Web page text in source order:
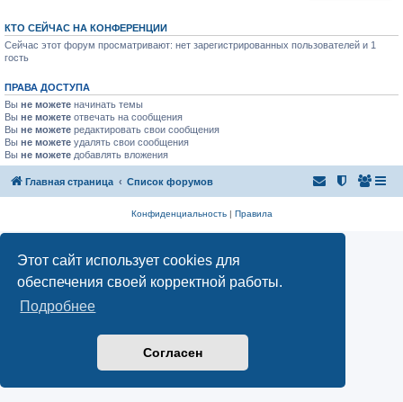
Этот сайт использует cookies для
обеспечения своей корректной работы.
Подробнее
Согласен
КТО СЕЙЧАС НА КОНФЕРЕНЦИИ
Сейчас этот форум просматривают: нет зарегистрированных пользователей и 1
гость
ПРАВА ДОСТУПА
Вы не можете начинать темы
Вы не можете отвечать на сообщения
Вы не можете редактировать свои сообщения
Вы не можете удалять свои сообщения
Вы не можете добавлять вложения
Главная страница Список форумов
Конфиденциальность| Правила